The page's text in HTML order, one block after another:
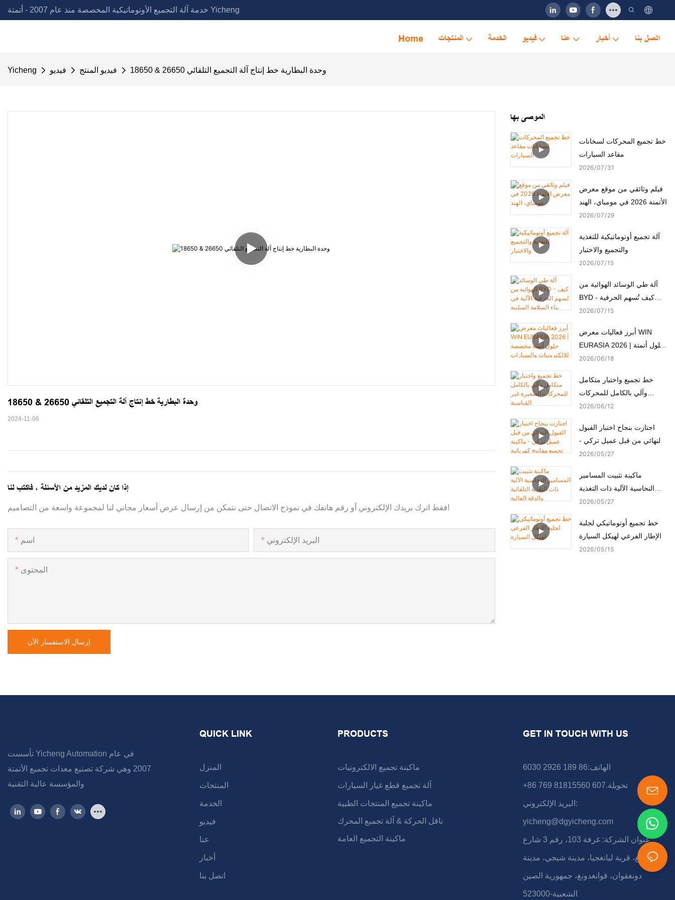
خدمة آلة التجميع الأوتوماتيكية المخصصة منذ عام 2007 - أتمتة Yicheng
Home المنتجات الخدمة فيديو عنا أخبار اتصل بنا
Yicheng فيديو فيديو المنتج 18650 & 26650 وحدة البطارية خط إنتاج آلة التجميع التلقائي
18650 & 26650 وحدة البطارية خط إنتاج آلة التجميع التلقائي
2024-11-06
إذا كان لديك المزيد من الأسئلة ، فاكتب لنا
فقط اترك بريدك الإلكتروني أو رقم هاتفك في نموذج الاتصال حتى نتمكن من إرسال عرض أسعار مجاني لنا لمجموعة واسعة من التصاميم!
اسم البريد الإلكتروني
المحتوى
إرسال الاستفسار الآن
الموصى بها
خط تجميع المحركات لسخانات
مقاعد السيارات
2026 07 31
فيلم وثائقي من موقع معرض
الأتمتة 2026 في مومباي، الهند
2026 07 29
آلة تجميع أوتوماتيكية للتغذية
والتجميع والاختبار
2026 07 15
آلة طي الوسائد الهوائية من
BYD - كيف تُسهم الحرفية
الآلية في بناء السلامة السلبية
2026 07 15
أبرز فعاليات معرض WIN
EURASIA 2026 | حلول أتمتة
مخصصة للإلكترونيات
والمحركات
2026 06 18
خط تجميع واختبار متكامل
وآلي بالكامل للمحركات
الصغيرة غير القياسية
2026 06 12
اجتازت بنجاح اختبار القبول
النهائي من قبل عميل تركي -
ماكينة تجميع مفاتيح كهربائية
2026 05 27
ماكينة تثبيت المسامير
النحاسية الآلية ذات التغذية
التلقائية والدقة العالية
2026 05 27
خط تجميع أوتوماتيكي لجلبة
الإطار الفرعي لهيكل السيارة
2026 05 15
تأسست Yicheng Automation في عام
2007 وهي شركة تصنيع معدات تجميع الأتمتة
QUICK LINK
المنزل
المنتجات
الخدمة
فيديو
عنا
أخبار
اتصل بنا
PRODUCTS
ماكينة تجميع الالكترونيات
آلة تجميع قطع غيار السيارات
ماكينة تجميع المنتجات الطبية
ناقل الحركة & آلة تجميع المحرك
ماكينة التجميع العامة
GET IN TOUCH WITH US
الهاتف:86 189 2926 6030
+86 769 81815560 تحويلة.607
البريد الإلكتروني:
yicheng@dgyicheng.com
عنوان الشركة: غرفة 103، رقم 3 شارع
شونشينغ، قرية ليانغجيا، مدينة شيجي، مدينة
دونغقوان، قوانغدونغ، جمهورية الصين
الشعبية-523000